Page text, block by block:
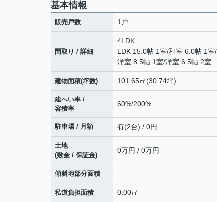
基本情報
販売戸数 1戸
間取り / 詳細
4LDK
LDK 15.0帖 1室/和室 6.0帖 1室/
洋室 8.5帖 1室/洋室 6.5帖 2室
建物面積(坪数) 101.65㎡(30.74坪)
建ぺい率 /
容積率
60%/200%
駐車場 / 月額 有(2台) / 0円
土地
(敷金 / 保証金)
0万円 / 0万円
傾斜地部分面積 -
私道負担面積 0.00㎡